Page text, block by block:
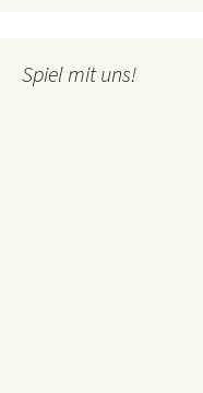
Spiel mit uns!